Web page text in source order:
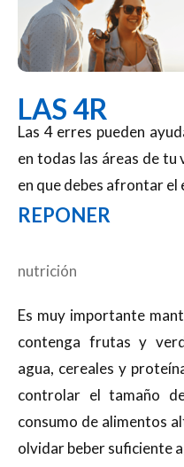
LAS 4R
Las 4 erres pueden
en todas las áreas de tu
en que debes afrontar el
REPONER
nutrición
Es muy importante
contenga frutas y
agua, cereales y
controlar el tamaño
consumo de alimentos
olvidar beber suficiente